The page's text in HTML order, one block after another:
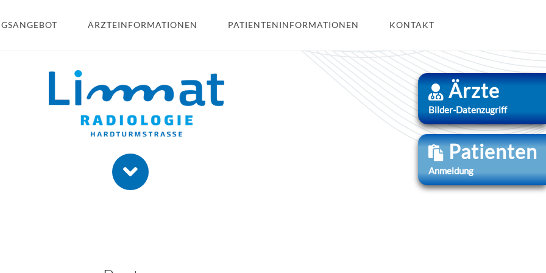
ÄRZTEINFORMATIONEN PATIENTENINFORMATIONEN KONTAKT
Ärzte
Bilder-Datenzugriff
Patienten
Anmeldung